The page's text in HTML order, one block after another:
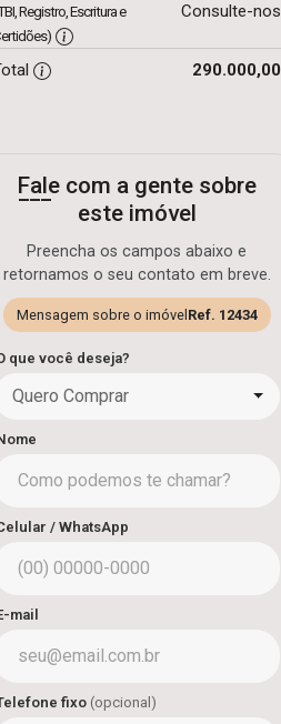
Registro, Escritura e
Consulte-nos
290.000,00
Fale com a gente sobre
este imóvel
Preencha os campos abaixo e
retornamos o seu contato em breve.
Mensagem sobre o imóvel Ref. 12434
que você deseja?
Quero Comprar
/ WhatsApp
mail
fixo (opcional)